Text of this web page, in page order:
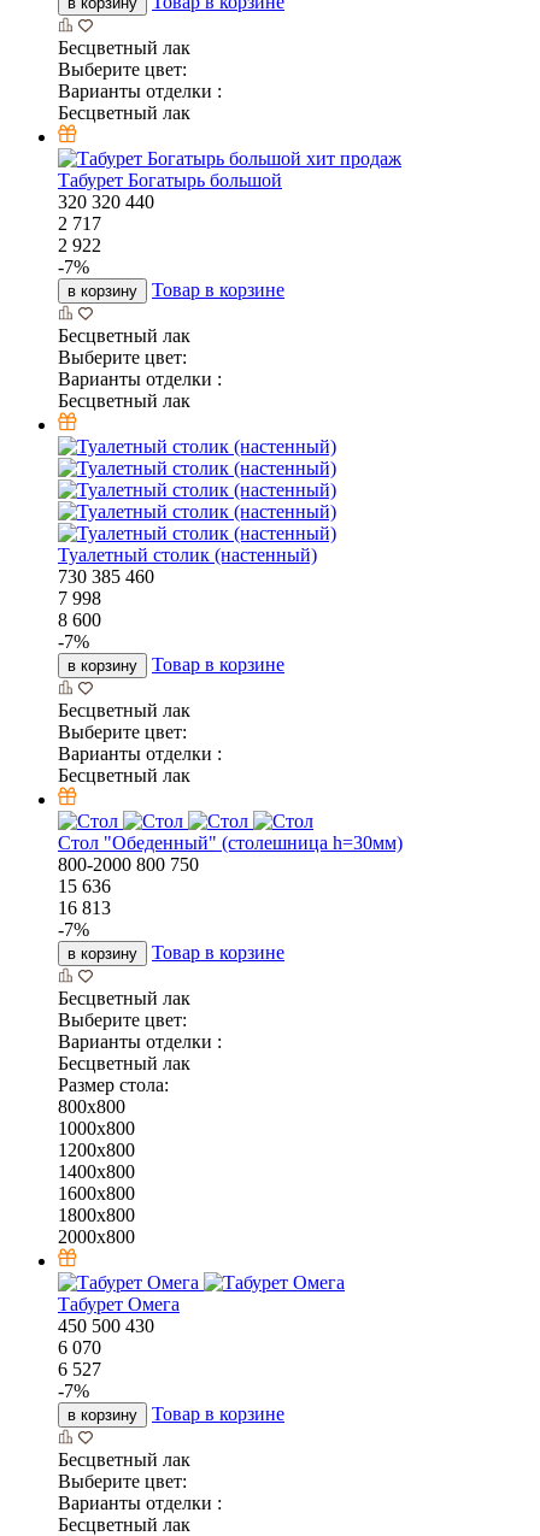
Бесцветный лак
Выберите цвет:
Варианты отделки :
Бесцветный лак
хит продаж
Табурет Богатырь большой
320 320 440
2 717
2 922
-7%
в корзину Товар в корзине
Бесцветный лак
Выберите цвет:
Варианты отделки :
Бесцветный лак
Туалетный столик (настенный)
730 385 460
7 998
8 600
-7%
в корзину Товар в корзине
Бесцветный лак
Выберите цвет:
Варианты отделки :
Бесцветный лак
Стол "Обеденный" (столешница h=30мм)
800-2000 800 750
15 636
16 813
-7%
в корзину Товар в корзине
Бесцветный лак
Выберите цвет:
Варианты отделки :
Бесцветный лак
Размер стола:
800x800
1000x800
1200x800
1400x800
1600x800
1800x800
2000x800
Табурет Омега
450 500 430
6 070
6 527
-7%
в корзину Товар в корзине
Бесцветный лак
Выберите цвет:
Варианты отделки :
Бесцветный лак